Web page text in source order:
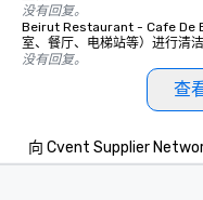
没有回复。
Beirut Restaurant - Cafe De
室、餐厅、电梯站等）进行清
没有回复。
查
向 Cvent Supplier